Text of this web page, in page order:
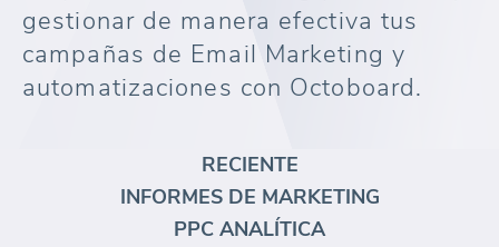
gestionar de manera efectiva tus
campañas de Email Marketing y
automatizaciones con Octoboard.
RECIENTE
INFORMES DE MARKETING
PPC ANALÍTICA